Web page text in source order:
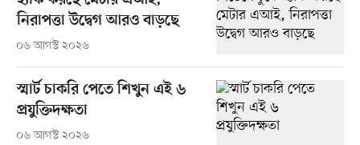
নিরাপত্তা উদ্বেগ আরও বাড়ছে
০৬ আগস্ট ২০২৬
স্মার্ট চাকরি পেতে শিখুন এই ৬
প্রযুক্তিদক্ষতা
০৬ আগস্ট ২০২৬